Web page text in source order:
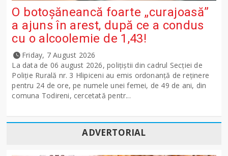
O botoșăneancă foarte „curajoasă”
a ajuns în arest, după ce a condus
cu o alcoolemie de 1,43!
Friday, 7 August 2026
La data de 06 august 2026, polițiștii din cadrul Secției de
Poliție Rurală nr. 3 Hlipiceni au emis ordonanță de reținere
pentru 24 de ore, pe numele unei femei, de 49 de ani, din
comuna Todireni, cercetată pentr...
ADVERTORIAL